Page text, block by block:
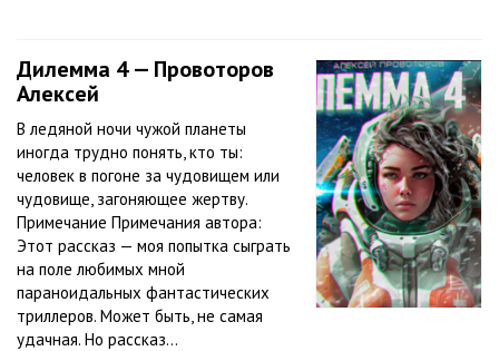
Дилемма 4 — Провоторов
Алексей
В ледяной ночи чужой планеты
иногда трудно понять, кто ты:
человек в погоне за чудовищем или
чудовище, загоняющее жертву.
Примечание Примечания автора:
Этот рассказ — моя попытка сыграть
на поле любимых мной
параноидальных фантастических
триллеров. Может быть, не самая
удачная. Но рассказ...